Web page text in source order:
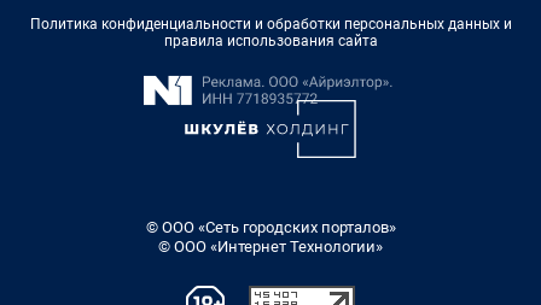
Политика конфиденциальности и обработки персональных данных и
правила использования сайта
© ООО «Сеть городских порталов»
© ООО «Интернет Технологии»